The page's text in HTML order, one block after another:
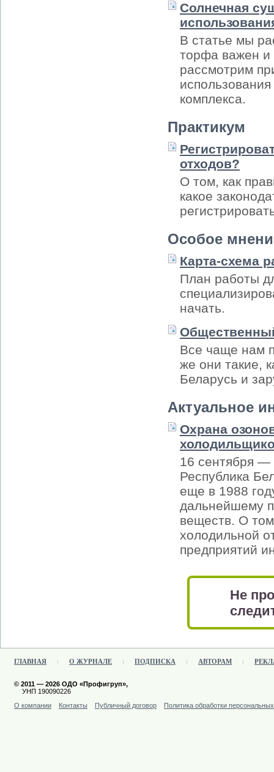
Солнечная
В статье мы
торфа важен и
рассмотрим
комплекса.
Практикум
отходов?
О том, как
какое
Особое
Карта-схема
План работы
начать.
Все чаще нам
же они такие,
Беларусь и
Актуальное
Охрана
16 сентября —
Республика
еще в 1988
дальнейшему
веществ. О
холодильной
предприятий
Не
ГЛАВНАЯ О ЖУРНАЛЕ ПОДПИСКА АВТОРАМ
© 2011 — 2026 ОДО «Профигруп»,
УНП 190090226
О компании
Контакты Публичный договор Политика обработки